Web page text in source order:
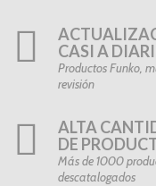
CASI A
Productos Funko,
revisión
ALTA
DE
Más de 1000
descatalogados